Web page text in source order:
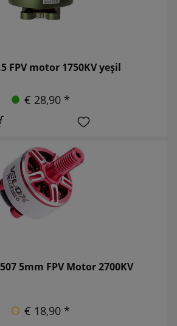
FPV motor 1750KV yeşil
€ 28,90 *
5mm FPV Motor 2700KV
€ 18,90 *